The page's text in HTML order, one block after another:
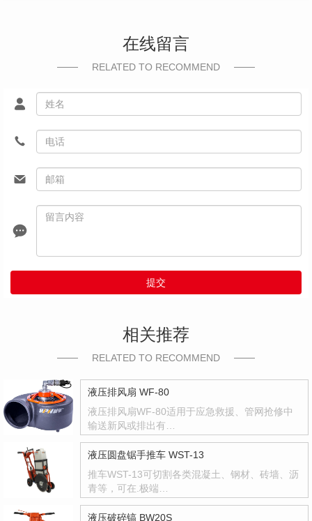
在线留言
RELATED TO RECOMMEND
提交
相关推荐
RELATED TO RECOMMEND
液压排风扇 WF-80
液压排风扇WF-80适用于应急救援、管网抢修中
输送新风或排出有…
液压圆盘锯手推车 WST-13
推车WST-13可切割各类混凝土、钢材、砖墙、沥
青等，可在.极端…
液压破碎镐 BW20S